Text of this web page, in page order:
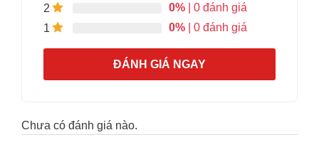
2
0% | 0 đánh giá
1
0% | 0 đánh giá
ĐÁNH GIÁ NGAY
Chưa có đánh giá nào.